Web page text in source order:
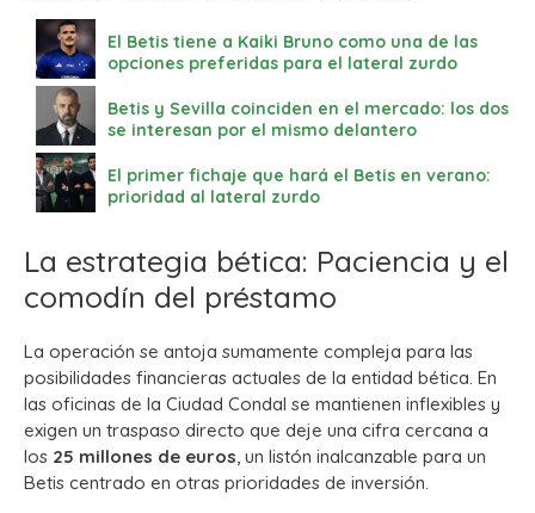
El Betis tiene a Kaiki Bruno como una de las
opciones preferidas para el lateral zurdo
Betis y Sevilla coinciden en el mercado: los dos
se interesan por el mismo delantero
El primer fichaje que hará el Betis en verano:
prioridad al lateral zurdo
La estrategia bética: Paciencia y el
comodín del préstamo
La operación se antoja sumamente compleja para las
posibilidades financieras actuales de la entidad bética. En
las oficinas de la Ciudad Condal se mantienen inflexibles y
exigen un traspaso directo que deje una cifra cercana a
los 25 millones de euros , un listón inalcanzable para un
Betis centrado en otras prioridades de inversión.